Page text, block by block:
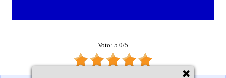
Voto: 5.0/5